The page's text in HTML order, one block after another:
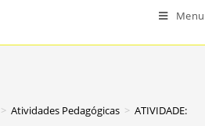
Menu
> Atividades Pedagógicas > ATIVIDADE: